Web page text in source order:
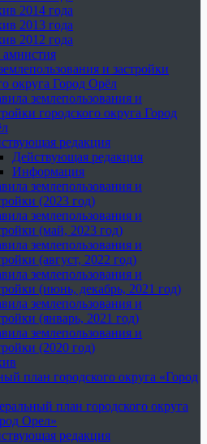
2014 года
2013 года
2012 года
амнистия
и застройки
округа Город Орёл
землепользования и
городского округа Город
редакция
Действующая редакция
Информация
землепользования и
(2023 год)
землепользования и
(май, 2023 год)
землепользования и
(август, 2022 год)
землепользования и
(июнь, декабрь, 2021 год)
землепользования и
(январь, 2021 год)
землепользования и
(2020 год)
план городского округа «Город
план городского округа
Орел»
редакция